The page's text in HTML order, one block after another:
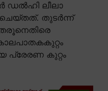
ഡൽഹി ലീലാ
തുടർന്ന്
കുറ്റം